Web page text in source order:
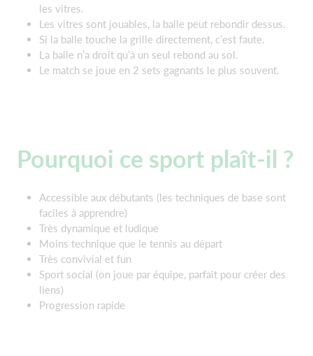
les vitres.
Les vitres sont jouables, la balle peut rebondir dessus.
Si la balle touche la grille directement, c’est faute.
La balle n’a droit qu’à un seul rebond au sol.
Le match se joue en 2 sets gagnants le plus souvent.
Pourquoi ce sport plaît-il ?
Accessible aux débutants (les techniques de base sont
faciles à apprendre)
Très dynamique et ludique
Moins technique que le tennis au départ
Très convivial et fun
Sport social (on joue par équipe, parfait pour créer des
liens)
Progression rapide